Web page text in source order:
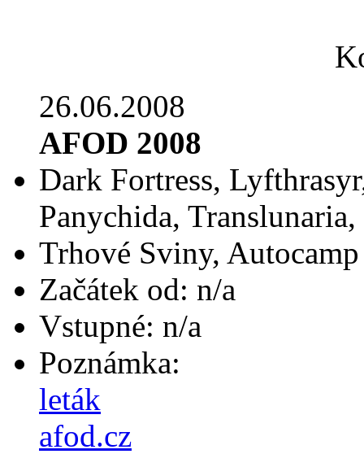
26.06.2008
AFOD 2008
Dark Fortress,
Panychida,
Trhové Sviny, Autocamp
Začátek od: n/a
Vstupné: n/a
Poznámka:
leták
afod.cz